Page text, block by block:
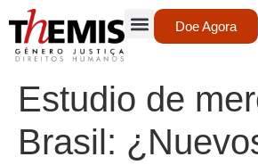
Doe Agora
Estudio de
Brasil: